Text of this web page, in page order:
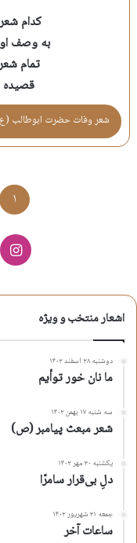
کدام
به وصف
تمام
قصیده
شعر وفات حضرت ابوطالب
۱
اشعار منتخب و ویژه
دوشنبه ۲۸ اسفند ۱۴۰۲
ما نان خور توأیم
سه شنبه ۱۷ بهمن ۱۴۰۲
شعر مبعث پیامبر (ص)
یکشنبه ۳۰ مهر ۱۴۰۲
دلِ بی‌قرار سامرّا
جمعه ۳۱ شهریور ۱۴۰۲
ساعات آخر